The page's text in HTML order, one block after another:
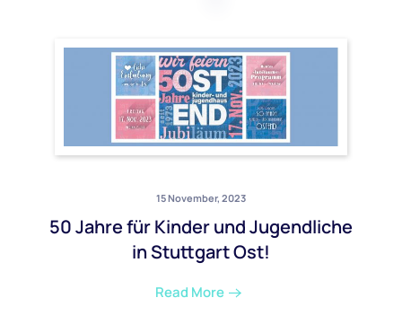
15 November, 2023
50 Jahre für Kinder und Jugendliche
in Stuttgart Ost!
Read More